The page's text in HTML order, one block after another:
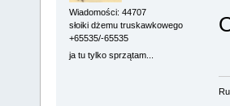
Wiadomości: 44707
słoiki dżemu truskawkowego
+65535/-65535
ja tu tylko sprzątam...